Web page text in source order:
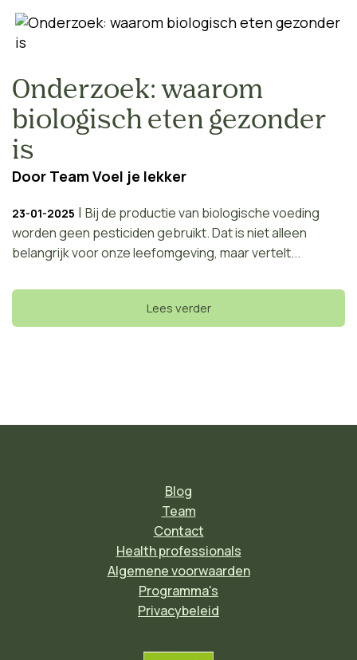
Onderzoek: waarom
biologisch eten gezonder
is
Door Team Voel je lekker
23-01-2025 | Bij de productie van biologische voeding
worden geen pesticiden gebruikt. Dat is niet alleen
belangrijk voor onze leefomgeving, maar vertelt...
Lees verder
Blog
Team
Contact
Health professionals
Algemene voorwaarden
Programma's
Privacybeleid